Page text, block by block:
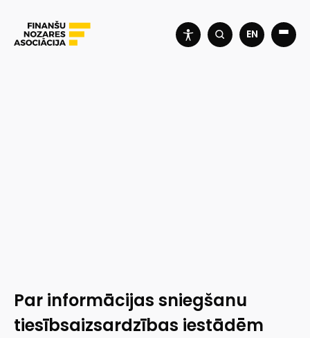
EN
Par informācijas sniegšanu
tiesībsaizsardzības iestādēm